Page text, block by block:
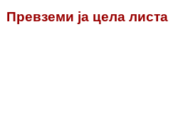
Превземи ја цела листа